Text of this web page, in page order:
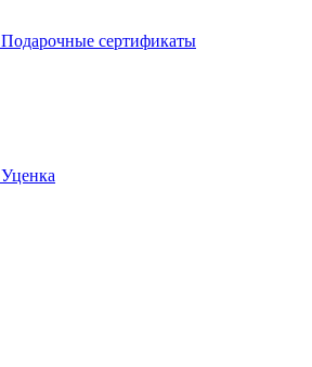
Подарочные сертификаты
Уценка